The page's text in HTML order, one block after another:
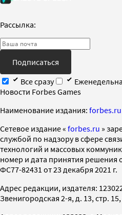
Рассылка:
Подписаться
Все сразу
Новости Forbes Games
Наименование издания: forbes.ru
Cетевое издание « forbes.ru »
службой по надзору в сфере
технологий и массовых
номер и дата принятия решения
ФС77-82431 от 23 декабря 2021 г.
Адрес редакции, издателя:
Звенигородская 2-я, д. 13, стр.